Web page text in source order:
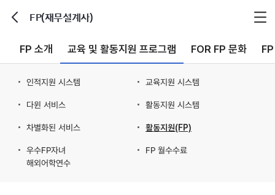
FP(재무설계사)
FP 소개 교육 및 활동지원 프로그램 FOR FP 문화
인적지원 시스템 교육지원 시스템
다윈 서비스 활동지원 시스템
차별화된 서비스 활동지원(FP)
우수FP자녀
해외어학연수
FP 월수수료